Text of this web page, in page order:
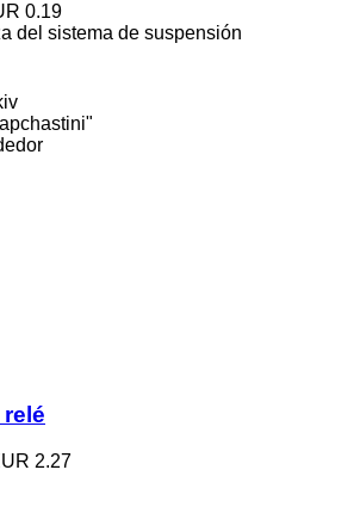
0.19
del sistema de suspensión
relé
2.27